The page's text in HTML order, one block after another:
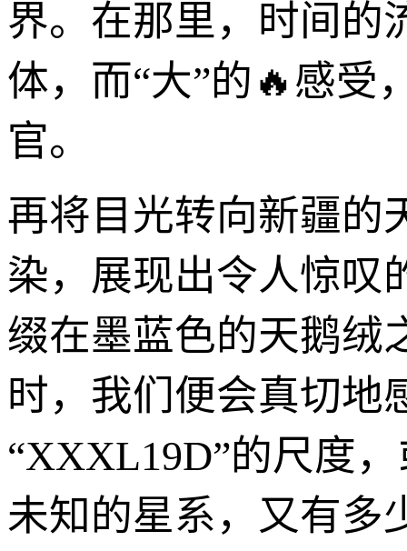
界。在那里，时间的
体，而“大”的🔥感受
官。
再将目光转向新疆的
染，展现出令人惊叹
缀在墨蓝色的天鹅绒
时，我们便会真切地
“XXXL19D”的尺度
未知的星系，又有多